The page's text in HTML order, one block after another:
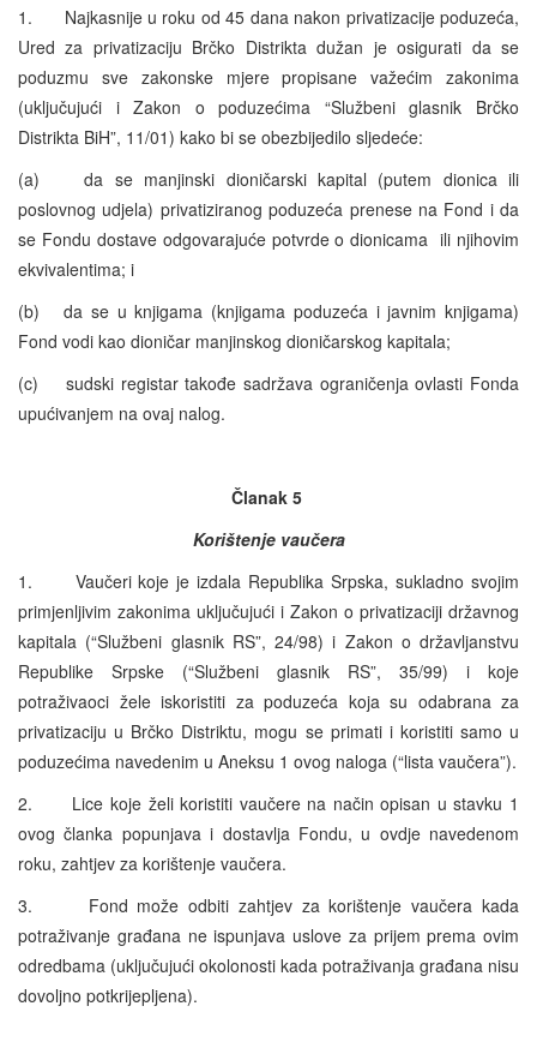
1. Najkasnije u roku od 45 dana nakon privatizacije poduzeća,
Ured za privatizaciju Brčko Distrikta dužan je osigurati da se
poduzmu sve zakonske mjere propisane važećim zakonima
(uključujući i Zakon o poduzećima “Službeni glasnik Brčko
Distrikta BiH”, 11/01) kako bi se obezbijedilo sljedeće:
(a) da se manjinski dioničarski kapital (putem dionica ili
poslovnog udjela) privatiziranog poduzeća prenese na Fond i da
se Fondu dostave odgovarajuće potvrde o dionicama ili njihovim
ekvivalentima; i
(b) da se u knjigama (knjigama poduzeća i javnim knjigama)
Fond vodi kao dioničar manjinskog dioničarskog kapitala;
(c) sudski registar takođe sadržava ograničenja ovlasti Fonda
upućivanjem na ovaj nalog.
Članak 5
Korištenje vaučera
1. Vaučeri koje je izdala Republika Srpska, sukladno svojim
primjenljivim zakonima uključujući i Zakon o privatizaciji državnog
kapitala (“Službeni glasnik RS”, 24/98) i Zakon o državljanstvu
Republike Srpske (“Službeni glasnik RS”, 35/99) i koje
potraživaoci žele iskoristiti za poduzeća koja su odabrana za
privatizaciju u Brčko Distriktu, mogu se primati i koristiti samo u
poduzećima navedenim u Aneksu 1 ovog naloga (“lista vaučera”).
2. Lice koje želi koristiti vaučere na način opisan u stavku 1
ovog članka popunjava i dostavlja Fondu, u ovdje navedenom
roku, zahtjev za korištenje vaučera.
3. Fond može odbiti zahtjev za korištenje vaučera kada
potraživanje građana ne ispunjava uslove za prijem prema ovim
odredbama (uključujući okolonosti kada potraživanja građana nisu
dovoljno potkrijepljena).